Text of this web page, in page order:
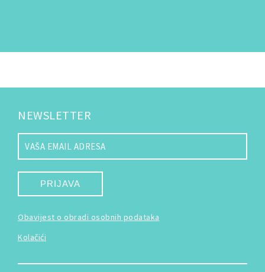
NEWSLETTER
PRIJAVA
Obavijest o obradi osobnih podataka
Kolačići